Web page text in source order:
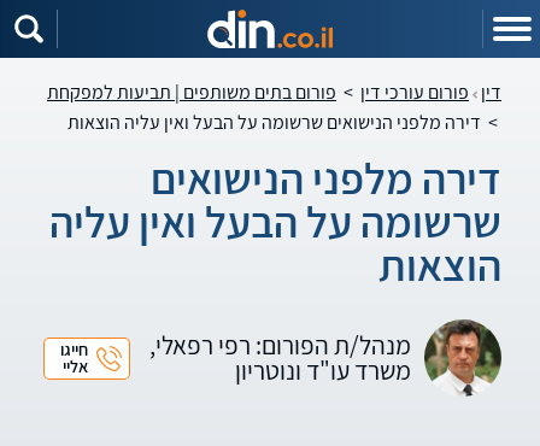
דין פורום עורכי דין > פורום בתים משותפים | תביעות למפקחת
> דירה מלפני הנישואים שרשומה על הבעל ואין עליה הוצאות
דירה מלפני הנישואים
שרשומה על הבעל ואין עליה
הוצאות
מנהל/ת הפורום: רפי רפאלי,
משרד עו"ד ונוטריון
חייגו
אליי